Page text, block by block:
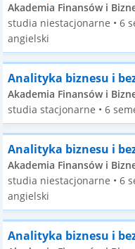
Akademia Finansów i
studia niestacjonarne • 6
angielski
Analityka biznesu i
Akademia Finansów i
studia stacjonarne • 6
Analityka biznesu i
Akademia Finansów i
studia niestacjonarne • 6
angielski
Analityka biznesu i